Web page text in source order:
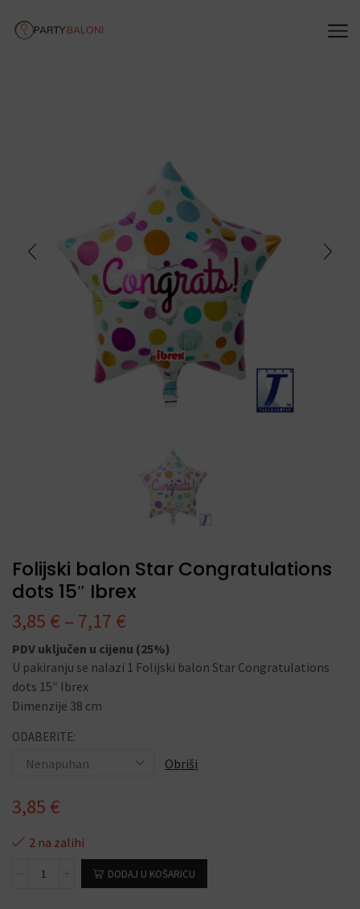
Folijski balon Star Congratulations
dots 15″ Ibrex
3,85 € – 7,17 €
PDV uključen u cijenu (25%)
U pakiranju se nalazi 1 Folijski balon Star Congratulations
dots 15″ Ibrex
Dimenzije 38 cm
ODABERITE:
Obriši
3,85 €
2 na zalihi
DODAJ U KOŠARICU